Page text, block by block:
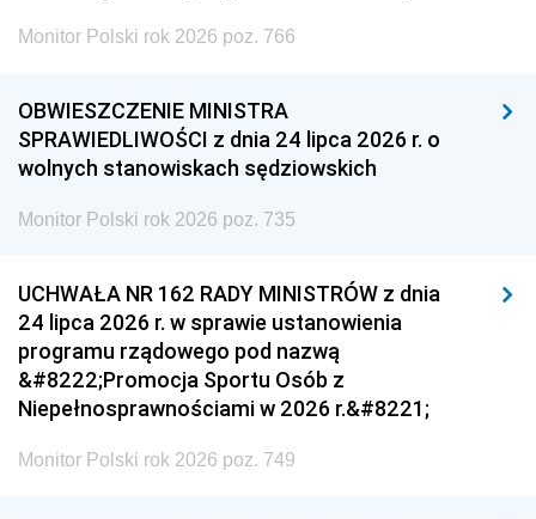
Monitor Polski rok 2026 poz. 766
OBWIESZCZENIE MINISTRA
SPRAWIEDLIWOŚCI z dnia 24 lipca 2026 r. o
wolnych stanowiskach sędziowskich
Monitor Polski rok 2026 poz. 735
UCHWAŁA NR 162 RADY MINISTRÓW z dnia
24 lipca 2026 r. w sprawie ustanowienia
programu rządowego pod nazwą
&#8222;Promocja Sportu Osób z
Niepełnosprawnościami w 2026 r.&#8221;
Monitor Polski rok 2026 poz. 749